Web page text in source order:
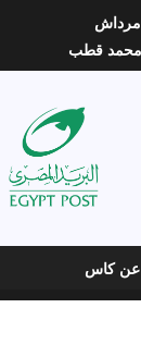
محمد قطب
عن كاس